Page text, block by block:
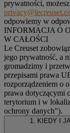
prywatności,
odpowiemy w
INFORMACJA O
W CAŁOŚCI
Le Creuset
jego prywatność, a
gromadzimy i
przepisami prawa
rozporządzeniem o
prawa dotyczącymi
terytorium i w
ochrony danych").
1. KIEDY I